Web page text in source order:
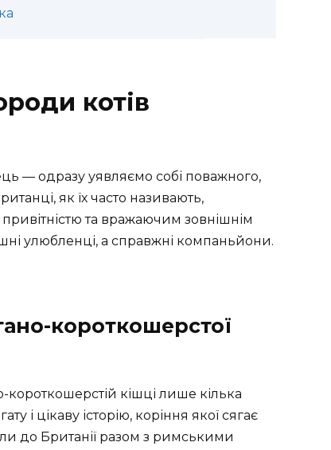
котів
— одразу уявляємо собі поважного,
як їх часто називають,
та вражаючим зовнішнім
улюбленці, а справжні компаньйони.
короткошерстої
кішці лише кілька
і цікаву історію, коріння якої сягає
до Британії разом з римськими